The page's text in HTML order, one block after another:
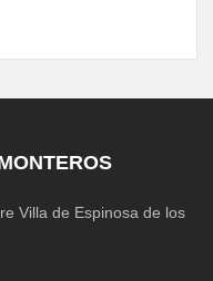
Villa de Espinosa de los